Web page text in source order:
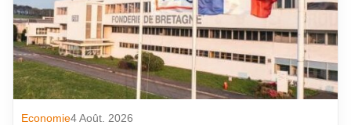
Economie4 Août. 2026